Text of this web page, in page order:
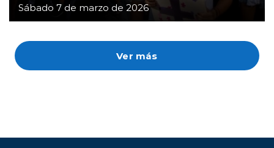
Ver más
Sábado 7 de marzo de 2026